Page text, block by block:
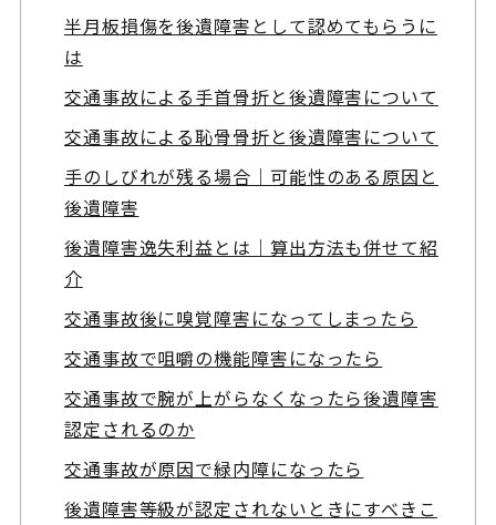
半月板損傷を後遺障害として認めてもらうに
は
交通事故による手首骨折と後遺障害について
交通事故による恥骨骨折と後遺障害について
手のしびれが残る場合｜可能性のある原因と
後遺障害
後遺障害逸失利益とは｜算出方法も併せて紹
介
交通事故後に嗅覚障害になってしまったら
交通事故で咀嚼の機能障害になったら
交通事故で腕が上がらなくなったら後遺障害
認定されるのか
交通事故が原因で緑内障になったら
後遺障害等級が認定されないときにすべきこ